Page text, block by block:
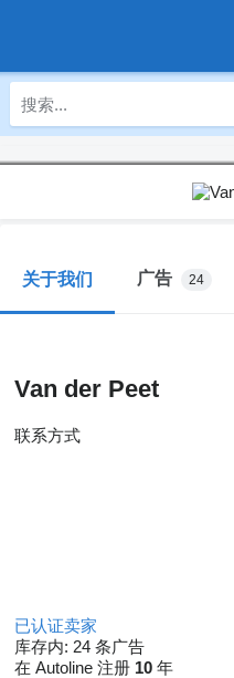
关于我们 广告 24
Van der Peet
联系方式
已认证卖家
库存内: 24 条广告
在 Autoline 注册 10 年